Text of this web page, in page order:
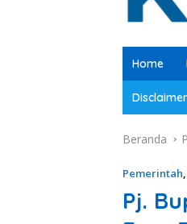
Home
Disclaimer
Beranda
Pemerintah,
Pj.